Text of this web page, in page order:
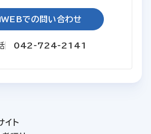
WEBでの問い合わせ
042-724-2141
イト